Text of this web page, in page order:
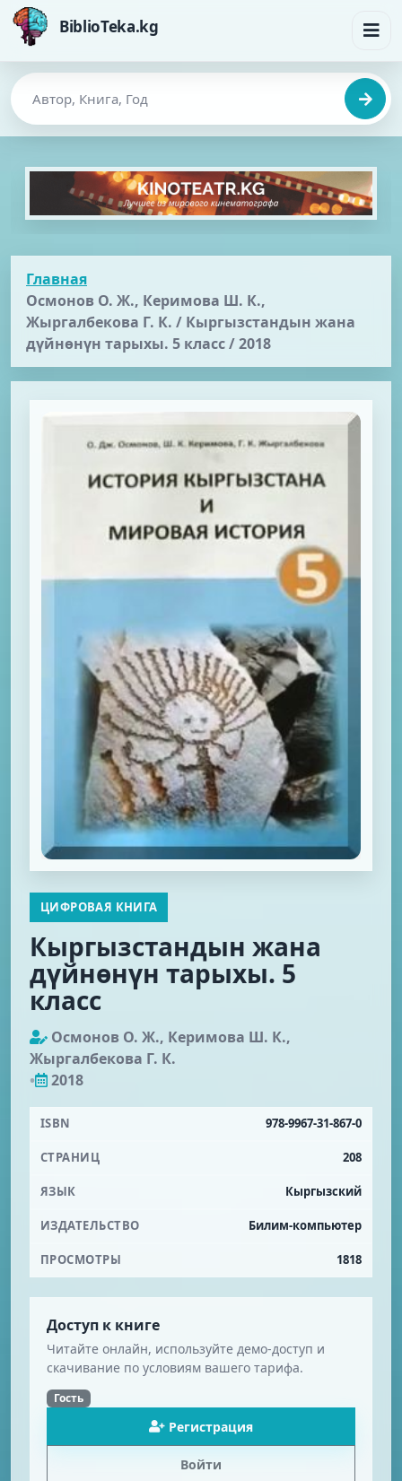
BiblioTeka.kg
Главная
Осмонов О. Ж., Керимова Ш. К.,
Жыргалбекова Г. К. / Кыргызстандын жана
дүйнөнүн тарыхы. 5 класс / 2018
ЦИФРОВАЯ КНИГА
Кыргызстандын жана
дүйнөнүн тарыхы. 5
класс
Осмонов О. Ж., Керимова Ш. К.,
Жыргалбекова Г. К.
•
2018
ISBN 978-9967-31-867-0
СТРАНИЦ 208
ЯЗЫК Кыргызский
ИЗДАТЕЛЬСТВО Билим-компьютер
ПРОСМОТРЫ 1818
Доступ к книге
Читайте онлайн, используйте демо-доступ и
скачивание по условиям вашего тарифа.
Гость
Регистрация
Войти